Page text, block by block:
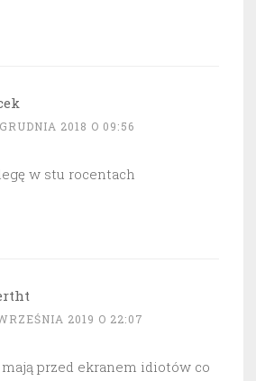
2018 O 09:56
w stu rocentach
2019 O 22:07
przed ekranem idiotów co